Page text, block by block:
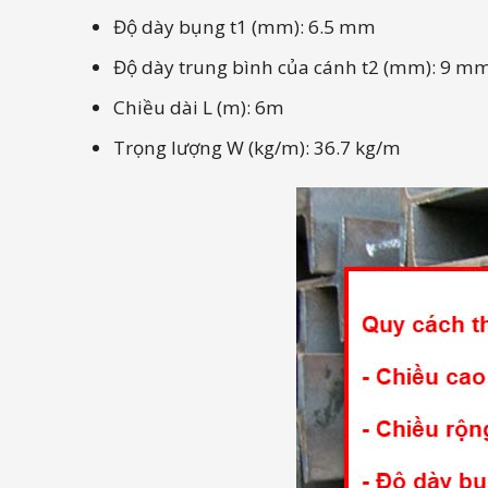
Độ dày bụng t1 (mm): 6.5 mm
Độ dày trung bình của cánh t2 (mm): 9
Chiều dài L (m): 6m
Trọng lượng W (kg/m): 36.7 kg/m